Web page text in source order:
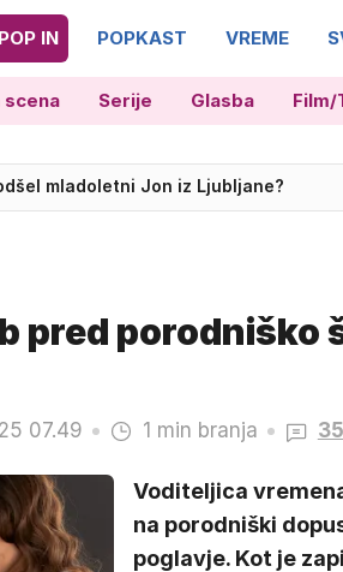
POP IN POPKAST VREME
scena Serije Glasba Film/
mladoletni Jon iz Ljubljane?
Presenetljiva preobrazba za prvo
pred porodniško
07.49 1 min branja 35
Voditeljica
na porodniški
poglavje. Kot je